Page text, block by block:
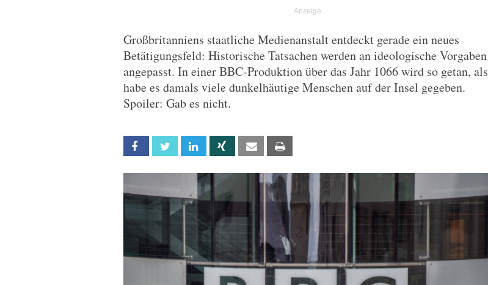
Großbritanniens staatliche Medienanstalt entdeckt gerade ein neues
Betätigungsfeld: Historische Tatsachen werden an ideologische Vorgaben
angepasst. In einer BBC-Produktion über das Jahr 1066 wird so getan, als
habe es damals viele dunkelhäutige Menschen auf der Insel gegeben.
Spoiler: Gab es nicht.
Facebook Twitter Linkedin Xing Email